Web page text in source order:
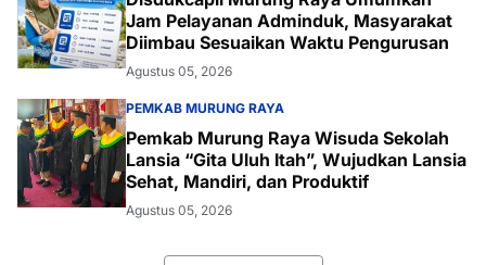
Jam Pelayanan Adminduk, Masyarakat
Diimbau Sesuaikan Waktu Pengurusan
Agustus 05, 2026
PEMKAB MURUNG RAYA
Pemkab Murung Raya Wisuda Sekolah
Lansia “Gita Uluh Itah”, Wujudkan Lansia
Sehat, Mandiri, dan Produktif
Agustus 05, 2026